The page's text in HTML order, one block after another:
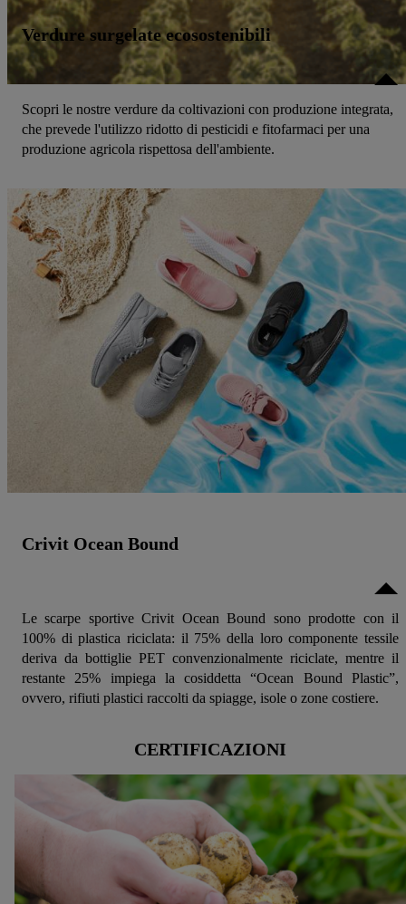
Verdure surgelate ecosostenibili
Scopri le nostre verdure da coltivazioni con produzione integrata,
che prevede l'utilizzo ridotto di pesticidi e fitofarmaci per una
produzione agricola rispettosa dell'ambiente.
Crivit Ocean Bound
Le scarpe sportive Crivit Ocean Bound sono prodotte con il
100% di plastica riciclata: il 75% della loro componente tessile
deriva da bottiglie PET convenzionalmente riciclate, mentre il
restante 25% impiega la cosiddetta “Ocean Bound Plastic”,
ovvero, rifiuti plastici raccolti da spiagge, isole o zone costiere.
CERTIFICAZIONI